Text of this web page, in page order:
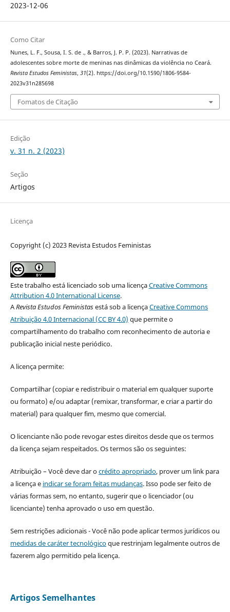
2023-12-06
Como Citar
Nunes, L. F., Sousa, I. S. de ., & Barros, J. P. P. (2023). Narrativas de
adolescentes sobre morte de meninas nas dinâmicas da violência no Ceará.
Revista Estudos Feministas, 31(2). https://doi.org/10.1590/1806-9584-
2023v31n285698
Fomatos de Citação
Edição
v. 31 n. 2 (2023)
Seção
Artigos
Licença
Copyright (c) 2023 Revista Estudos Feministas
Este trabalho está licenciado sob uma licençaCreative Commons
Attribution 4.0 International License.
ARevista Estudos Feministasestá sob a licençaCreative Commons
Atribuição 4.0 Internacional (CC BY 4.0) que permite o
compartilhamento do trabalho com reconhecimento de autoria e
publicação inicial neste periódico.
A licença permite:
Compartilhar (copiar e redistribuir o material em qualquer suporte
ou formato) e/ou adaptar (remixar, transformar, e criar a partir do
material) para qualquer fim, mesmo que comercial.
O licenciante não pode revogar estes direitos desde que os termos
da licença sejam respeitados. Os termos são os seguintes:
Atribuição – Você deve dar ocrédito apropriado, prover um link para
a licença e indicar se foram feitas mudanças. Isso pode ser feito de
várias formas sem, no entanto, sugerir que o licenciador (ou
licenciante) tenha aprovado o uso em questão.
Sem restrições adicionais - Você não pode aplicar termos jurídicos ou
medidas de caráter tecnológicoque restrinjam legalmente outros de
fazerem algo permitido pela licença.
Artigos Semelhantes